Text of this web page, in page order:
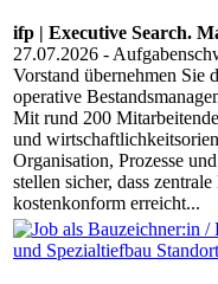
ifp | Executive Search.
27.07.2026 -
Vorstand übernehmen Sie
operative
Mit rund 200
und
Organisation, Prozesse
stellen sicher, dass
kostenkonform erreicht...